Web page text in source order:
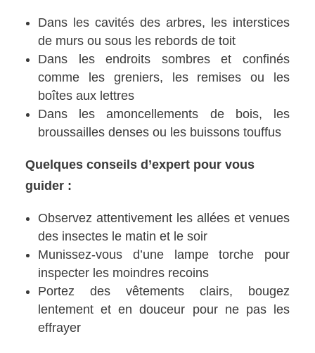
Dans les cavités des arbres, les interstices
de murs ou sous les rebords de toit
Dans les endroits sombres et confinés
comme les greniers, les remises ou les
boîtes aux lettres
Dans les amoncellements de bois, les
broussailles denses ou les buissons touffus
Quelques conseils d’expert pour vous
guider :
Observez attentivement les allées et venues
des insectes le matin et le soir
Munissez-vous d’une lampe torche pour
inspecter les moindres recoins
Portez des vêtements clairs, bougez
lentement et en douceur pour ne pas les
effrayer